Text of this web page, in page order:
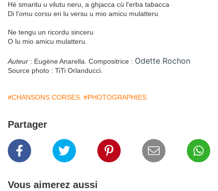
Hè smaritu u vilutu neru, a ghjacca cù l'erba tabacca
Di l'omu corsu eri lu versu u mio amicu mulatteru
Ne tengu un ricordu sinceru
O lu mio amicu mulatteru.
Auteur : Eugène Anarella. Compositrice : Odette Rochon
Source photo : TiTi Orlanducci.
#CHANSONS CORSES. #PHOTOGRAPHIES.
Partager
Vous aimerez aussi